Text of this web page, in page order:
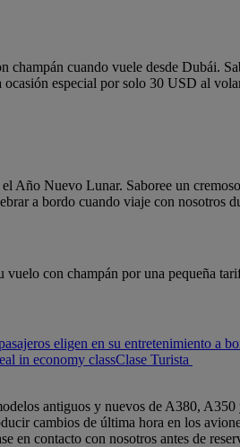
cuando vuele desde Dubái.
especial por solo 30 USD al
Año Nuevo Lunar. Saboree un
a bordo cuando viaje con nosotros
vuelo con champán por una pequeña
eligen en su entretenimiento a
in economy classClase Turista
antiguos y nuevos de A380,
cambios de última hora en los
en contacto con nosotros antes de